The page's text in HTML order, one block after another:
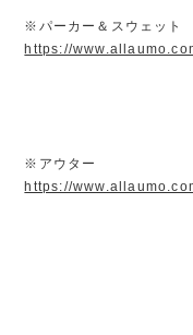
※パーカー＆スウェット
https://
※アウター
https://